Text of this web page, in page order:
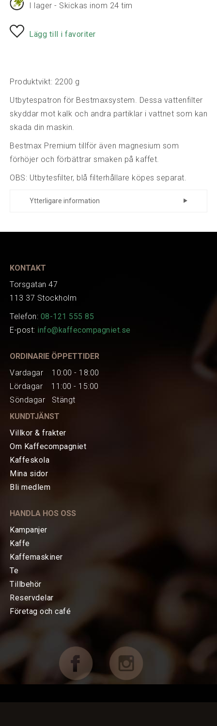
HEM
TE
KAFFEMASKINER
Baristatillbehör
Choklad mm
Böcker & Kort
I lager - Skickas inom 24 tim
Lägg till i favoriter
Produktvikt: 2200 g
Utbytespatron för Bestmaxsystem. Dessa vattenfilter
skyddar mot kalk och andra partiklar i vattnet som kan
skada din maskin.
Bestmax Premium tillför även magnesium som
förhöjer och förbättrar smaken på kaffet.
OBS: Utbytesfilter, blå filterhållare köpes separat.
Ytterligare information
Art.nr.
KONTAKT
Torsgatan 47
113 37 Stockholm
Telefon: 08-121 555 85
E-post: info@kaffecompagniet.se
ORDINARIE ÖPPETTIDER
Vardagar 10:00 - 18:00
Lördagar 11:00 - 15:00
Söndagar Stängt
KUNDTJÄNST
Villkor & frakter
Om Kaffecompagniet
Kaffeskola
Mina sidor
Bli medlem
HANDLA HOS OSS
Kampanjer
Kaffe
Kaffemaskiner
Te
Tillbehör
Reservdelar
Företag och café